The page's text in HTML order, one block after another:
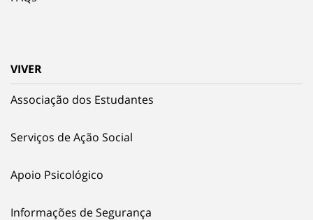
VIVER
Associação dos Estudantes
Serviços de Ação Social
Apoio Psicológico
Informações de Segurança